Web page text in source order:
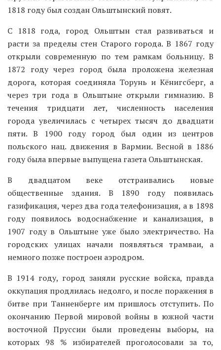
1818 году был создан Ольштынский повят.
С 1818 года, город Ольштын стал развиваться и
расти за пределы стен Старого города. В 1867 году
открыли современную по тем рамкам больницу. В
1872 году через город была проложена железная
дорога, которая соединяла Торунь и Кёнигсберг, а
через три года в Ольштыне открыли гимназию. В
течения тридцати лет, численность населения
города увеличилась с четырех тысяч до двадцати
пяти. В 1900 году город был один из центров
польского нац. движения в Вармии. Весной в 1886
году была впервые выпущена газета Ольштынская.
В двадцатом веке отстраивались новые
общественные здания. В 1890 году появилась
газификация, через два года телефонизация, а в 1898
году появилось водоснабжение и канализация, в
1907 году в Ольштыне уже было электричество. На
городских улицах начали появляться трамваи, а
немного позже построен аэродром.
В 1914 году, город заняли русские войска, правда
оккупация продлилась недолго, и после поражения в
битве при Танненберге им пришлось отступить. По
окончанию Первой мировой войны в южной части
восточной Пруссии были проведены выборы, на
которых 98 % избирателей проголосовали за то,